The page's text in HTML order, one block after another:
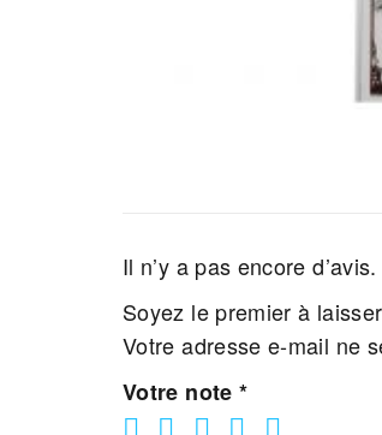
Il n’y a pas encore d’avis.
Soyez le premier à
Votre adresse e-mail ne
Votre note *